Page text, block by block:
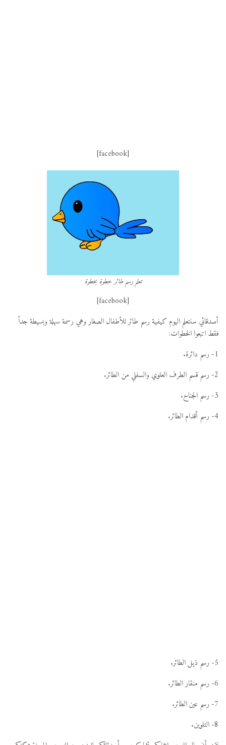
[facebook]
تعلم رسم طائر خطوة بخطوة
[facebook]
أصدقائي سنتعلم اليوم كيفية رسم طائر للأطفال الصغار وهي رسمة سهلة وبسيطة جداً
فقط اتبعوا الخطوات:
1- رسم دائرة.
2- رسم قسم الطرف العلوي والسفلي من الطائر.
3- رسم الجناح.
4- رسم أقدام الطائر.
5- رسم ذيل الطائر.
6- رسم منقار الطائر.
7- رسم عين الطائر.
8- التلوين.